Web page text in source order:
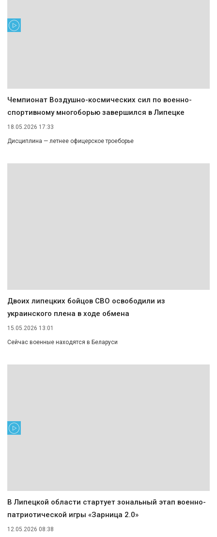
Чемпионат Воздушно-космических сил по военно-
спортивному многоборью завершился в Липецке
18.05.2026 17:33
Дисциплина — летнее офицерское троеборье
Двоих липецких бойцов СВО освободили из
украинского плена в ходе обмена
15.05.2026 13:01
Сейчас военные находятся в Беларуси
В Липецкой области стартует зональный этап военно-
патриотической игры «Зарница 2.0»
12.05.2026 08:38